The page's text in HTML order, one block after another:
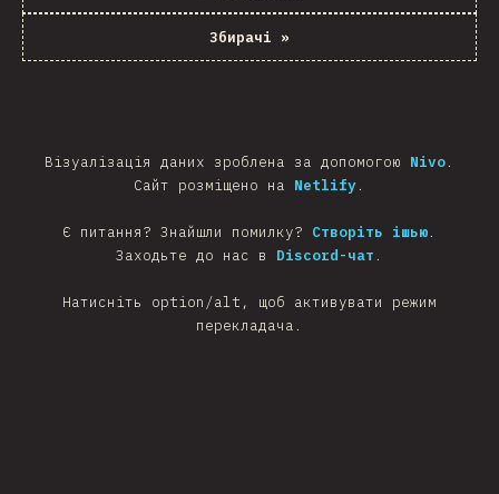
Збирачі »
Візуалізація даних зроблена за допомогою Nivo.
Сайт розміщено на Netlify.
Є питання? Знайшли помилку? Створіть ішью.
Заходьте до нас в Discord-чат .
Натисніть option/alt, щоб активувати режим
перекладача.